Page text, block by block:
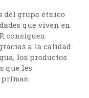
del grupo étnico
que viven en
consiguen
a la calidad
los productos
que les